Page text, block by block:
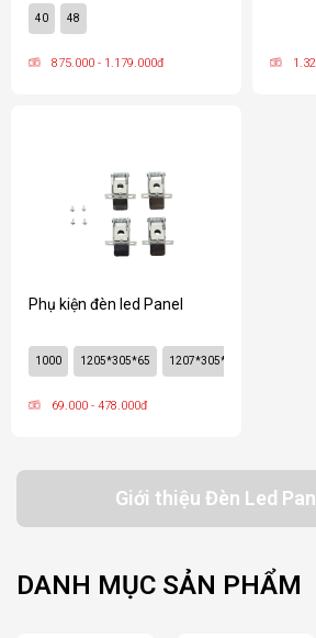
40 48
875.000 - 1.179.000đ
Phụ kiện đèn led Panel
1000 1205*305*65 1207*305*50
69.000 - 478.000đ
Giới thiệu Đèn Led
DANH MỤC SẢN PHẨM